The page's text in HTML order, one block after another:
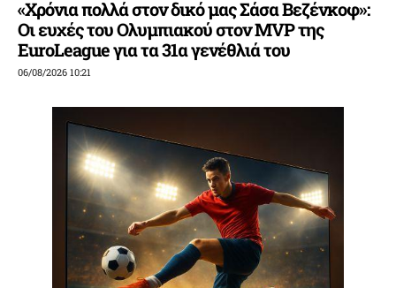
«Χρόνια πολλά στον δικό μας Σάσα Βεζένκοφ»:
Οι ευχές του Ολυμπιακού στον MVP της
EuroLeague για τα 31α γενέθλιά του
06/08/2026 10:21